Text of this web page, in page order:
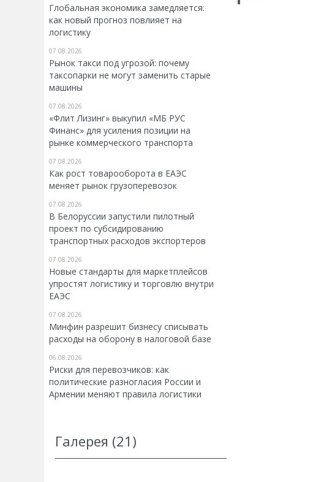
Глобальная экономика замедляется:
как новый прогноз повлияет на
логистику
07.08.2026
Рынок такси под угрозой: почему
таксопарки не могут заменить старые
машины
07.08.2026
«Флит Лизинг» выкупил «МБ РУС
Финанс» для усиления позиции на
рынке коммерческого транспорта
07.08.2026
Как рост товарооборота в ЕАЭС
меняет рынок грузоперевозок
07.08.2026
В Белоруссии запустили пилотный
проект по субсидированию
транспортных расходов экспортеров
07.08.2026
Новые стандарты для маркетплейсов
упростят логистику и торговлю внутри
ЕАЭС
07.08.2026
Минфин разрешит бизнесу списывать
расходы на оборону в налоговой базе
06.08.2026
Риски для перевозчиков: как
политические разногласия России и
Армении меняют правила логистики
Галерея (21)